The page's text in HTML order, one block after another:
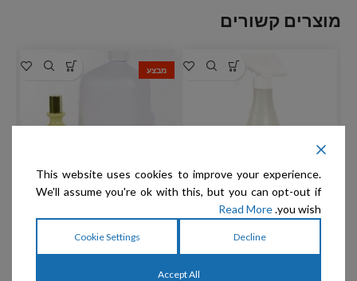
מוצרים קשורים
Crown Royale – תרסיס
הברשה ולחות לפרוות רכות,
ארוכות ונופלות Magic
Touch Grooming Spray
מבצע
Crown Royale – גלון
תרסיס לסיכוך הפרווה לפני
עבודת מספריים Clip – Eze
This website uses cookies to improve your experience.
We'll assume you're ok with this, but you can opt-out if
you wish.
Read More
Decline
Cookie Settings
Accept All